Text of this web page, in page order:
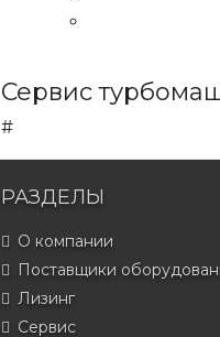
Сервис
#
РАЗДЕЛЫ
О компании
Поставщики
Лизинг
Сервис